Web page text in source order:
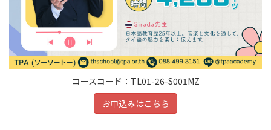
コースコード：TL01-26-S001MZ
お申込みはこちら